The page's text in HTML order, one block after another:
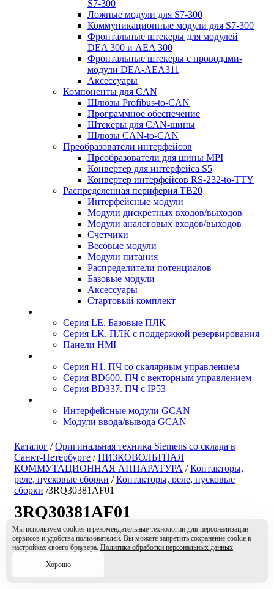
S7-300
Ложные модули для S7-300
Коммуникационные модули для S7-300
Фронтальные штекеры для модулей
DEA 300 и AEA 300
Фронтальные штекеры с проводами-
модули DEA-AEA311
Аксессуары
Компоненты для CAN
Шлюзы Profibus-to-CAN
Программное обеспечение
Штекеры для CAN-шины
Шлюзы CAN-to-CAN
Преобразователи интерфейсов
Преобразователи для шины MPI
Конвертер для интерфейса S5
Конвертер интерфейсов RS-232-to-TTY
Распределенная периферия TB20
Интерфейсные модули
Модули дискретных входов/выходов
Модули аналоговых входов/выходов
Счетчики
Весовые модули
Модули питания
Распределители потенциалов
Базовые модули
Аксесcуары
Стартовый комплект
Серия LE. Базовые ПЛК
Серия LK. ПЛК с поддержкой резервирования
Панели HMI
Серия H1. ПЧ со скалярным управлением
Серия BD600. ПЧ с векторным управлением
Серия BD337. ПЧ с IP53
Интерфейсные модули GCAN
Модули ввода/вывода GCAN
Каталог / Оригинальная техника Siemens со склада в
Санкт-Петербурге / НИЗКОВОЛЬТНАЯ
КОММУТАЦИОННАЯ АППАРАТУРА / Контакторы,
реле, пусковые сборки / Контакторы, реле, пусковые
сборки /3RQ30381AF01
3RQ30381AF01
Цена по запросу
Уточнить наличие
Цена указана без учета индивидуальной скидки
Мы используем cookies и рекомендательные технологии для персонализации
сервисов и удобства пользователей. Вы можете запретить сохранение cookie в
настройках своего браузера. Политика обработки персональных данных
Хорошо